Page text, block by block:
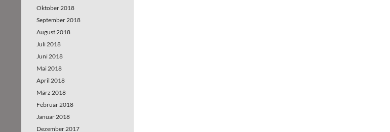
Oktober 2018
September 2018
August 2018
Juli 2018
Juni 2018
Mai 2018
April 2018
März 2018
Februar 2018
Januar 2018
Dezember 2017